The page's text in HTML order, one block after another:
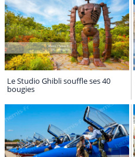
Le Studio Ghibli souffle ses 40
bougies